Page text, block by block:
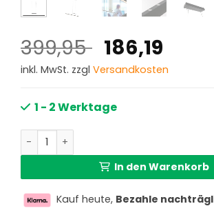
399,95
Preis
399,95 €
186,19
Preis
inkl. MwSt. zzgl Versandkosten
1 - 2 Werktage
Schwarze minimalistische
In den Warenkorb
Kauf heute, Bezahle